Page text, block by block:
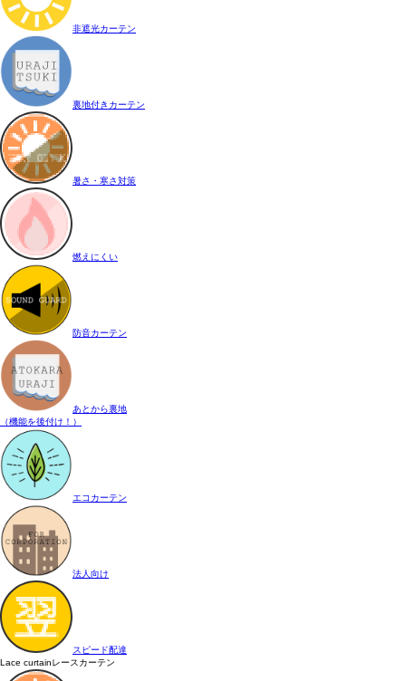
非遮光カーテン
裏地付きカーテン
暑さ・寒さ対策
燃えにくい
防音カーテン
あとから裏地
（機能を後付け！）
エコカーテン
法人向け
スピード配達
Lace curtainレースカーテン